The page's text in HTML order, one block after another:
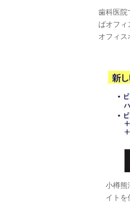
歯科医院
ばオフィ
オフィス
小樽熊
イトを